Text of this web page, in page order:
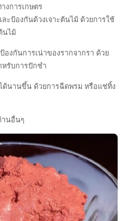
งการเกษตร
ะป้องกันด้วงเจาะต้นไม้ ด้วยการใช้
นไม้
องกันการเน่าของรากจากรา ด้วย
รับการปักชำ
ด้นานขึ้น ด้วยการฉีดพรม หรือแช่ทิ้ง
นอื่นๆ